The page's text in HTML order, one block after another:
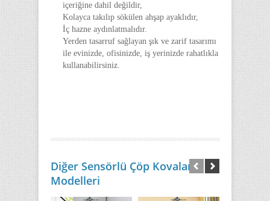
içeriğine dahil değildir,
Kolayca takılıp sökülen ahşap ayaklıdır,
İç hazne aydınlatmalıdır.
Yerden tasarruf sağlayan şık ve zarif tasarımı
ile evinizde, ofisinizde, iş yerinizde rahatlıkla
kullanabilirsiniz.
Diğer Sensörlü Çöp Kovaları
Modelleri